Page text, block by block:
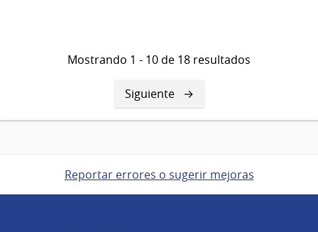
Mostrando 1 - 10 de 18 resultados
Siguiente
página
Siguiente
Reportar errores o sugerir mejoras